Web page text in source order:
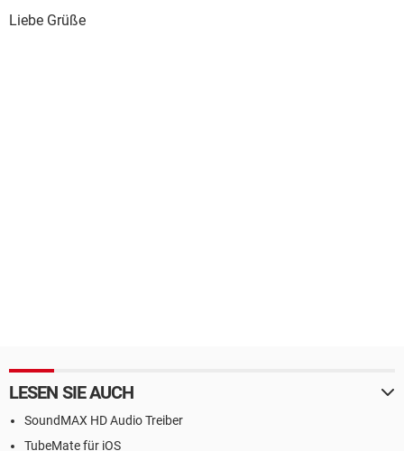
Liebe Grüße
LESEN SIE AUCH
SoundMAX HD Audio Treiber
TubeMate für iOS